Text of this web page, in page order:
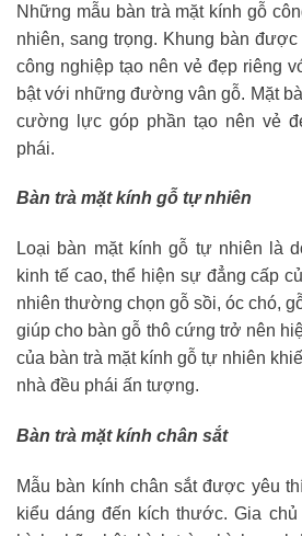
Những mẫu bàn trà mặt kính gỗ
nhiên, sang trọng. Khung bàn
công nghiệp tạo nên vẻ đẹp riêng
bật với những đường vân gỗ. Mặt
cường lực góp phần tạo nên vẻ
phái.
Bàn trà mặt kính gỗ tự nhiên
Loại bàn mặt kính gỗ tự nhiên là
kinh tế cao, thể hiện sự đẳng cấp
nhiên thường chọn gỗ sồi, óc chó,
giúp cho bàn gỗ thô cứng trở nên
của bàn trà mặt kính gỗ tự nhiên
nhà đều phái ấn tượng.
Bàn trà mặt kính chân sắt
Mẫu bàn kính chân sắt được yêu
kiểu dáng đến kích thước. Gia